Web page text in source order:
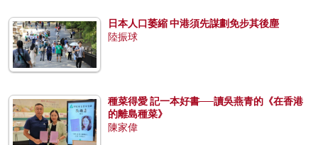
日本人口萎縮 中港須先謀劃免步其後塵
陸振球
種菜得愛 記一本好書──讀吳燕青的《在香港
的離島種菜》
陳家偉